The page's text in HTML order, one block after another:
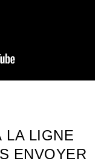
LA LIGNE
ENVOYER